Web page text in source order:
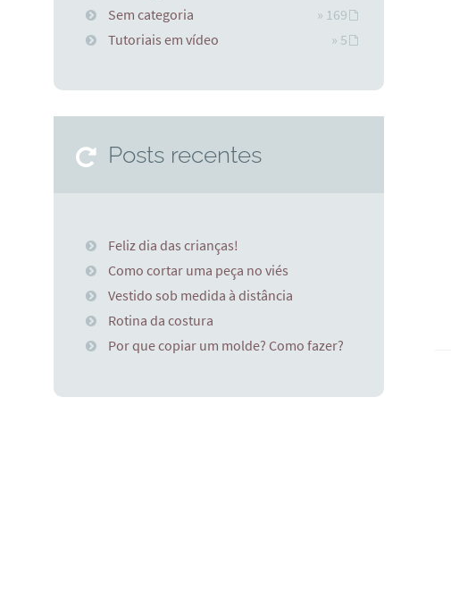
Sem categoria
» 169
Tutoriais em vídeo
» 5
Posts recentes
Feliz dia das crianças!
Como cortar uma peça no viés
Vestido sob medida à distância
Rotina da costura
Por que copiar um molde? Como fazer?